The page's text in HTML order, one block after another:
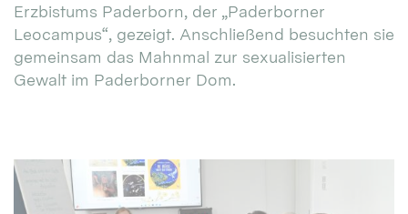
Erzbistums Paderborn, der „Paderborner
Leocampus“, gezeigt. Anschließend besuchten sie
gemeinsam das Mahnmal zur sexualisierten
Gewalt im Paderborner Dom.